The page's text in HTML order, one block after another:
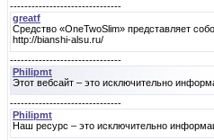
-------------------------------
greatf
Средство «OneTwoSlim» представляет
http://bianshi-alsu.ru/
-------------------------------
Philipmt
Этот вебсайт – это исключительно
-------------------------------
Philipmt
Наш ресурс – это исключительно